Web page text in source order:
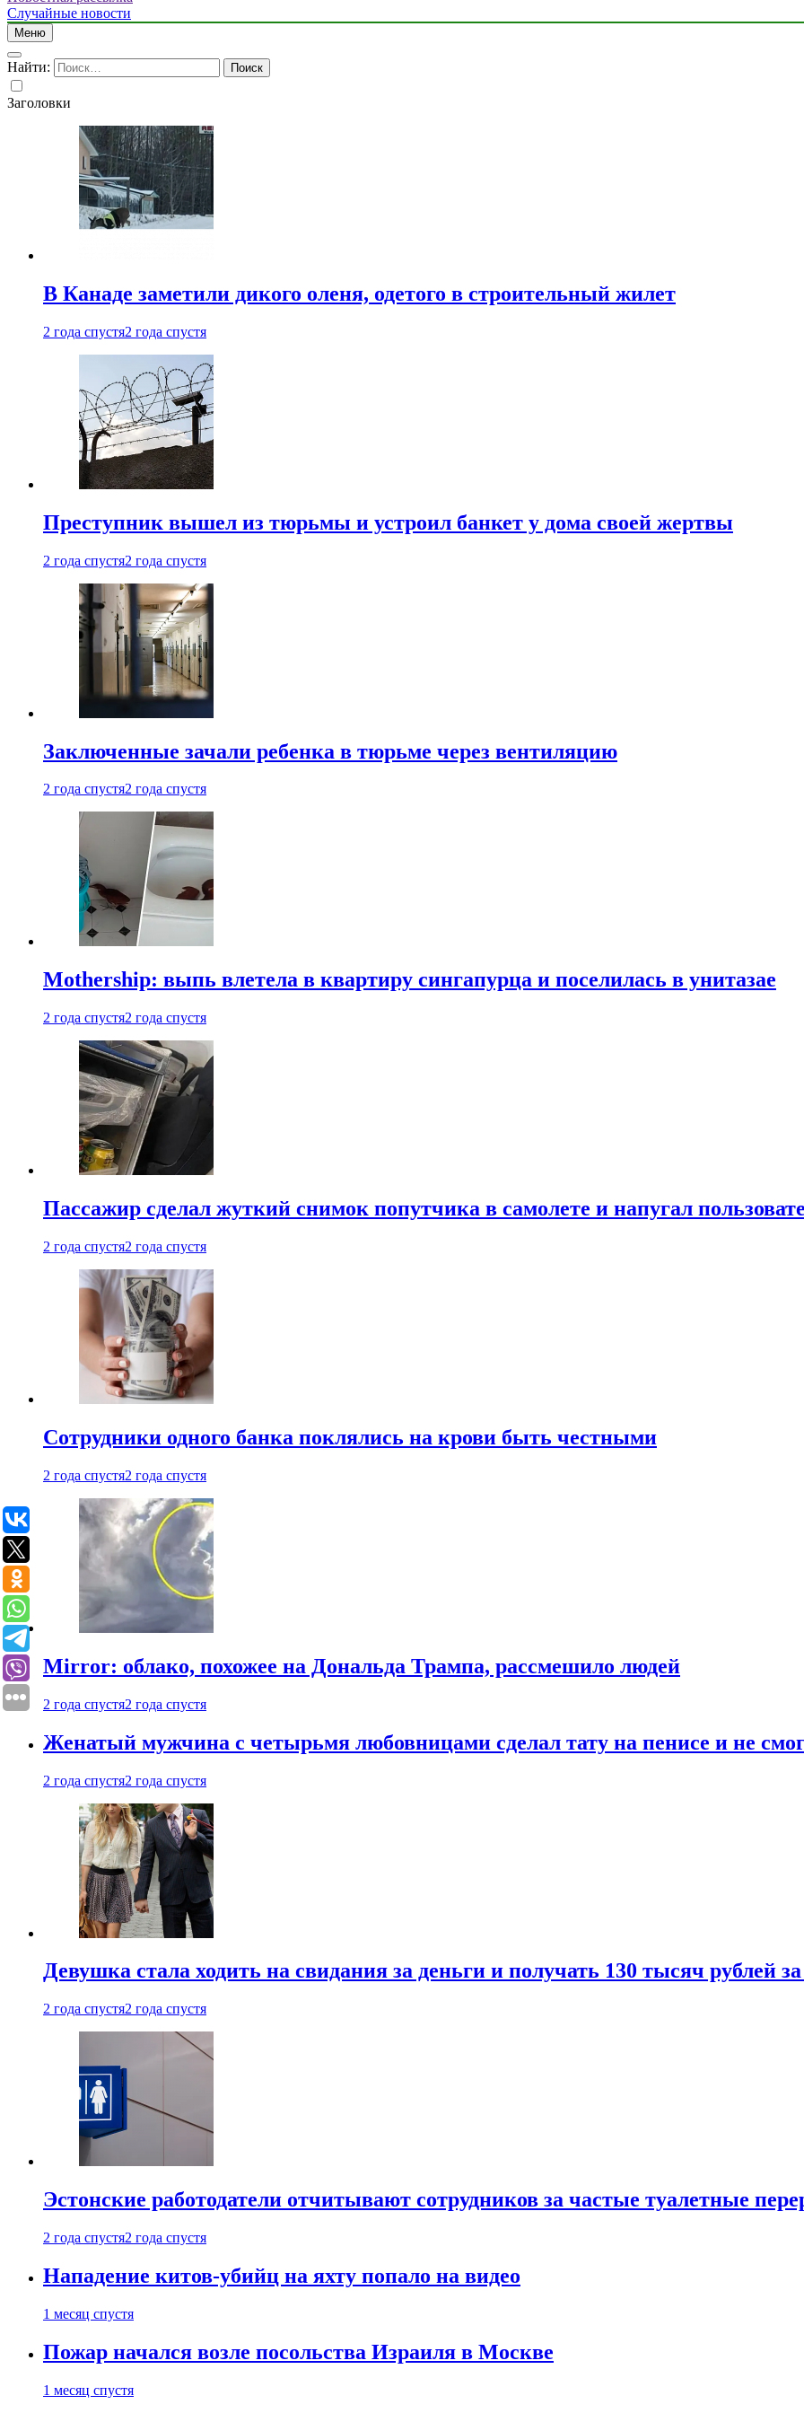
Случайные новости
Меню
Найти:
Заголовки
В Канаде заметили дикого оленя, одетого в строительный жилет
2 года спустя2 года спустя
Преступник вышел из тюрьмы и устроил банкет у дома своей жертвы
2 года спустя2 года спустя
Заключенные зачали ребенка в тюрьме через вентиляцию
2 года спустя2 года спустя
Mothership: выпь влетела в квартиру сингапурца и поселилась в унитазае
2 года спустя2 года спустя
Пассажир сделал жуткий снимок попутчика в самолете и напугал
2 года спустя2 года спустя
Сотрудники одного банка поклялись на крови быть честными
2 года спустя2 года спустя
Mirror: облако, похожее на Дональда Трампа, рассмешило людей
2 года спустя2 года спустя
Женатый мужчина с четырьмя любовницами сделал тату на пенисе и не
2 года спустя2 года спустя
Девушка стала ходить на свидания за деньги и получать 130 тысяч рублей
2 года спустя2 года спустя
Эстонские работодатели отчитывают сотрудников за частые туалетные
2 года спустя2 года спустя
Нападение китов-убийц на яхту попало на видео
1 месяц спустя
Пожар начался возле посольства Израиля в Москве
1 месяц спустя